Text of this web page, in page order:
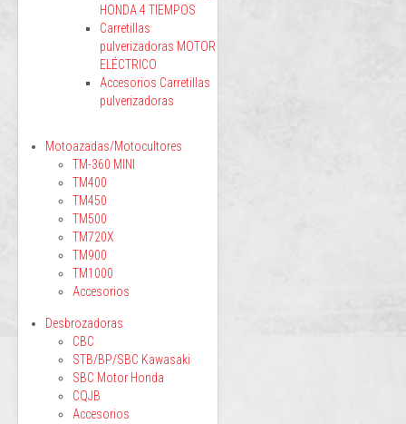
HONDA 4 TIEMPOS
Carretillas
pulverizadoras MOTOR
ELÉCTRICO
Accesorios Carretillas
pulverizadoras
Motoazadas/Motocultores
TM-360 MINI
TM400
TM450
TM500
TM720X
TM900
TM1000
Accesorios
Desbrozadoras
CBC
STB/BP/SBC Kawasaki
SBC Motor Honda
CQJB
Accesorios